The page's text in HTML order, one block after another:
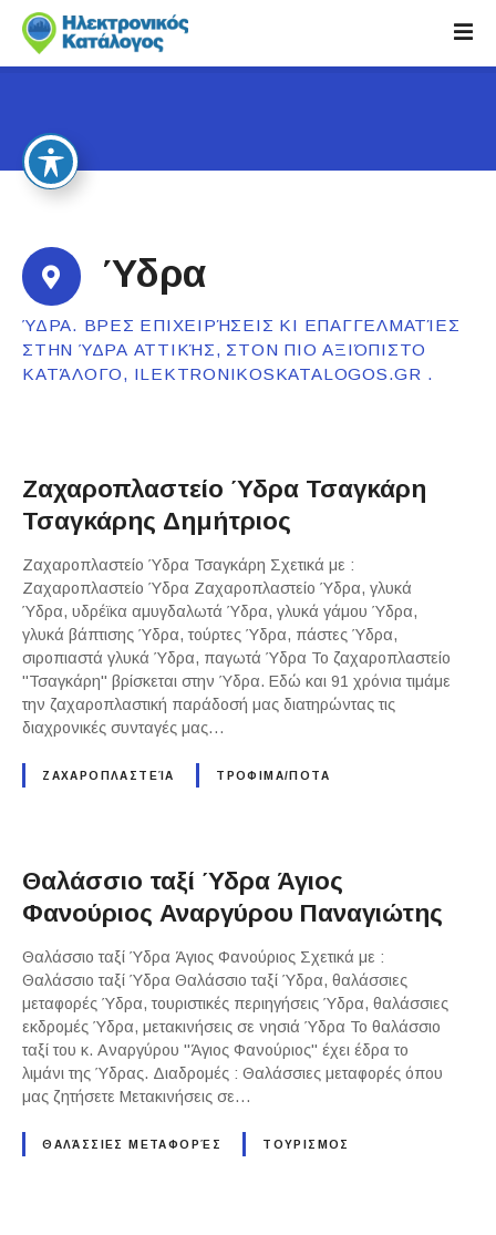
i
c
Ύδρα
ΎΔΡΑ. ΒΡΕΣ ΕΠΙΧΕΙΡΉΣΕΙΣ ΚΙ ΕΠΑΓΓΕΛΜΑΤΊΕΣ
ΣΤΗΝ ΎΔΡΑ ΑΤΤΙΚΉΣ, ΣΤΟΝ ΠΙΟ ΑΞΙΌΠΙΣΤΟ
ΚΑΤΆΛΟΓΟ, ILEKTRONIKOSKATALOGOS.GR .
Ζαχαροπλαστείο Ύδρα Τσαγκάρη
Τσαγκάρης Δημήτριος
Ζαχαροπλαστείο Ύδρα Τσαγκάρη Σχετικά με :
Ζαχαροπλαστείο Ύδρα Ζαχαροπλαστείο Ύδρα, γλυκά
Ύδρα, υδρέϊκα αμυγδαλωτά Ύδρα, γλυκά γάμου Ύδρα,
γλυκά βάπτισης Ύδρα, τούρτες Ύδρα, πάστες Ύδρα,
σιροπιαστά γλυκά Ύδρα, παγωτά Ύδρα Το ζαχαροπλαστείο
"Τσαγκάρη" βρίσκεται στην Ύδρα. Εδώ και 91 χρόνια τιμάμε
την ζαχαροπλαστική παράδοσή μας διατηρώντας τις
διαχρονικές συνταγές μας…
ΖΑΧΑΡΟΠΛΑΣΤΕΊΑ ΤΡΟΦΙΜΑ/ΠΟΤΑ
Θαλάσσιο ταξί Ύδρα Άγιος
Φανούριος Αναργύρου Παναγιώτης
Θαλάσσιο ταξί Ύδρα Άγιος Φανούριος Σχετικά με :
Θαλάσσιο ταξί Ύδρα Θαλάσσιο ταξί Ύδρα, θαλάσσιες
μεταφορές Ύδρα, τουριστικές περιηγήσεις Ύδρα, θαλάσσιες
εκδρομές Ύδρα, μετακινήσεις σε νησιά Ύδρα Το θαλάσσιο
ταξί του κ. Αναργύρου "Άγιος Φανούριος" έχει έδρα το
λιμάνι της Ύδρας. Διαδρομές : Θαλάσσιες μεταφορές όπου
μας ζητήσετε Μετακινήσεις σε…
ΘΑΛΆΣΣΙΕΣ ΜΕΤΑΦΟΡΈΣ ΤΟΥΡΙΣΜΟΣ